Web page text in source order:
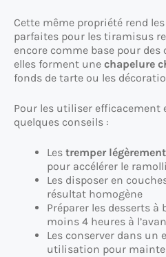
Cette même propriété rend
parfaites pour les tiramisus
encore comme base pour des
elles forment une chapelure
fonds de tarte ou les
Pour les utiliser efficacement
quelques conseils :
Les tremper légèrement
pour accélérer le
Les disposer en
résultat homogène
Préparer les desserts à
moins 4 heures à
Les conserver dans un
utilisation pour